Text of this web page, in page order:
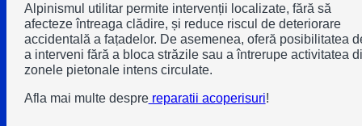
Alpinismul utilitar permite intervenții localizate, fără să
afecteze întreaga clădire, și reduce riscul de deteriorare
accidentală a fațadelor. De asemenea, oferă posibilitatea
a interveni fără a bloca străzile sau a întrerupe activitatea
zonele pietonale intens circulate.
Afla mai multe desprereparatii acoperisuri!